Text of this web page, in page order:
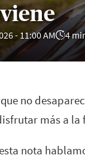
- 11:00 AM 4
que no
más a
nota